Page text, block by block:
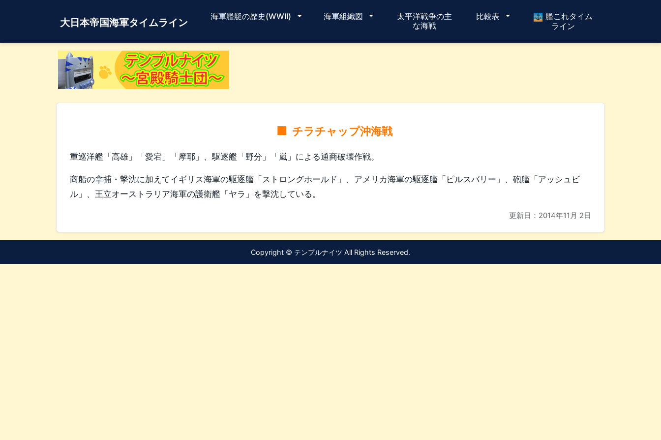
大日本帝国海軍タイムライン
海軍艦艇の歴史(WWII) 海軍組織図
太平洋戦争の主
な海戦
比較表
艦これタイム
ライン
チラチャップ沖海戦
重巡洋艦「高雄」「愛宕」「摩耶」、駆逐艦「野分」「嵐」による通商破壊作戦。
商船の拿捕・撃沈に加えてイギリス海軍の駆逐艦「ストロングホールド」、アメリカ海軍の駆逐艦「ピルスバリー」、砲艦「アッシュビ
ル」、王立オーストラリア海軍の護衛艦「ヤラ」を撃沈している。
更新日： 2014年11月 2日
Copyright © テンプルナイツ All Rights Reserved.